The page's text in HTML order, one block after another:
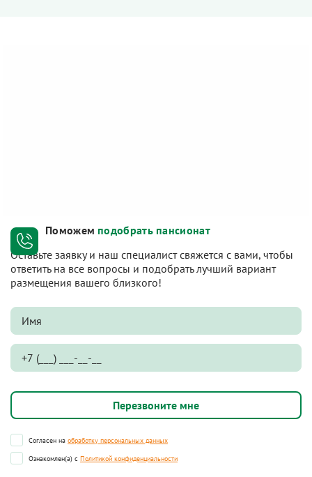
Поможем подобрать пансионат
Оставьте заявку и наш специалист свяжется с вами, чтобы
ответить на все вопросы и подобрать лучший вариант
размещения вашего близкого!
Согласен на обработку персональных данных
Ознакомлен(а) с Политикой конфиденциальности